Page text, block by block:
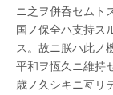
ニ之ヲ併呑セムト
国ノ保全ハ支持ス
ス。故ニ朕ハ此ノ
平和ヲ恆久ニ維持
歳ノ久シキニ亙リ